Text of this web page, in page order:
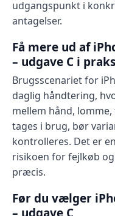
udgangspunkt i
antagelser.
Få mere ud af
– udgave C i
Brugsscenariet for
daglig håndtering,
mellem hånd,
tages i brug, bør
kontrolleres. Det er
risikoen for fejlkøb
præcis.
Før du vælger